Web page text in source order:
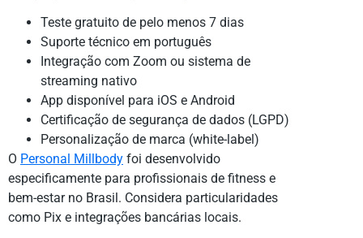
Teste gratuito de pelo menos 7 dias
Suporte técnico em português
Integração com Zoom ou sistema de
streaming nativo
App disponível para iOS e Android
Certificação de segurança de dados (LGPD)
Personalização de marca (white-label)
O Personal Millbody foi desenvolvido
especificamente para profissionais de fitness e
bem-estar no Brasil. Considera particularidades
como Pix e integrações bancárias locais.